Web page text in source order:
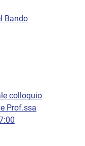
Bando
colloquio
Prof.ssa